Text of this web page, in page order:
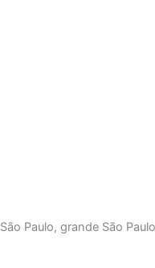
São Paulo, grande São